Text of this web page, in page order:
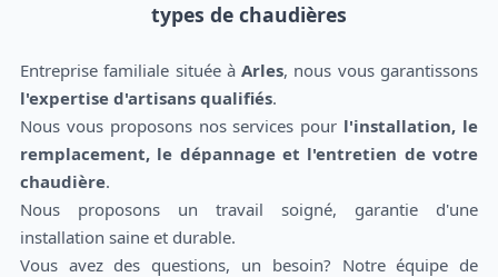
types de chaudières
Entreprise familiale située àArles, nous vous garantissons
l'expertise d'artisans qualifiés.
Nous vous proposons nos services pour l'installation, le
remplacement, le dépannage et l'entretien de votre
chaudière.
Nous proposons un travail soigné, garantie d'une
installation saine et durable.
Vous avez des questions, un besoin? Notre équipe de